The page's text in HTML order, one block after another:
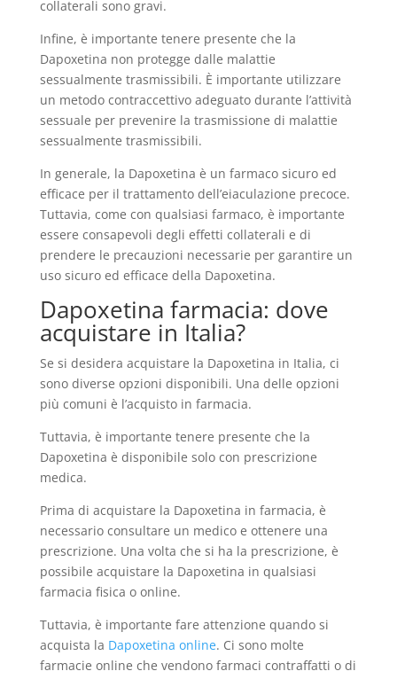
collaterali sono gravi.
Infine, è importante tenere presente che la
Dapoxetina non protegge dalle malattie
sessualmente trasmissibili. È importante utilizzare
un metodo contraccettivo adeguato durante l’attività
sessuale per prevenire la trasmissione di malattie
sessualmente trasmissibili.
In generale, la Dapoxetina è un farmaco sicuro ed
efficace per il trattamento dell’eiaculazione precoce.
Tuttavia, come con qualsiasi farmaco, è importante
essere consapevoli degli effetti collaterali e di
prendere le precauzioni necessarie per garantire un
uso sicuro ed efficace della Dapoxetina.
Dapoxetina farmacia: dove
acquistare in Italia?
Se si desidera acquistare la Dapoxetina in Italia, ci
sono diverse opzioni disponibili. Una delle opzioni
più comuni è l’acquisto in farmacia.
Tuttavia, è importante tenere presente che la
Dapoxetina è disponibile solo con prescrizione
medica.
Prima di acquistare la Dapoxetina in farmacia, è
necessario consultare un medico e ottenere una
prescrizione. Una volta che si ha la prescrizione, è
possibile acquistare la Dapoxetina in qualsiasi
farmacia fisica o online.
Tuttavia, è importante fare attenzione quando si
acquista la Dapoxetina online. Ci sono molte
farmacie online che vendono farmaci contraffatti o di